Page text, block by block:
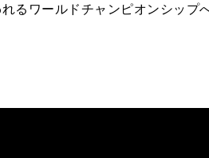
るワールドチャンピオンシップ